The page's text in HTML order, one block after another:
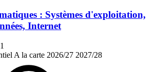
: Systèmes d'exploitation,
Internet
A la carte 2026/27 2027/28